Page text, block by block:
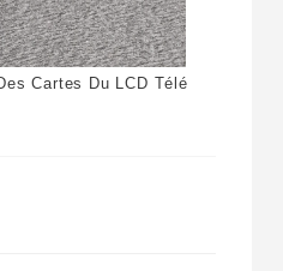
Cartes Du LCD Télé